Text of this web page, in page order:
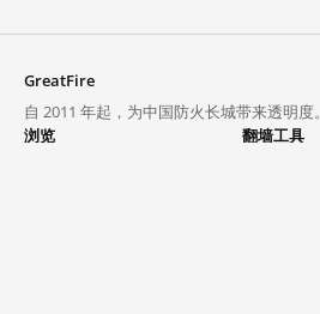
GreatFire
自 2011 年起，为中国防火长城带来透明度。
浏览
翻墙工具